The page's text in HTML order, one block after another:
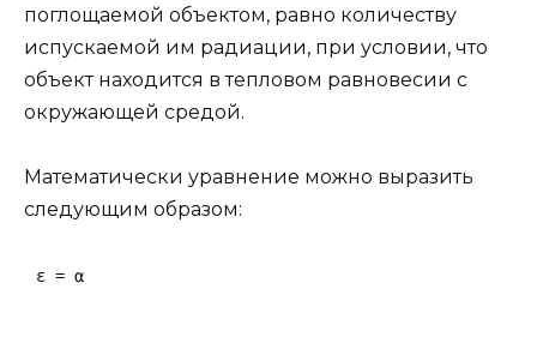
поглощаемой объектом, равно количеству
испускаемой им радиации, при условии, что
объект находится в тепловом равновесии с
окружающей средой.
Математически уравнение можно выразить
следующим образом: